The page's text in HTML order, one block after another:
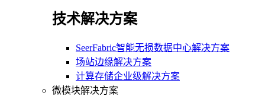
技术解决方案
SeerFabric智能无损数据中心解决方案
场站边缘解决方案
计算存储企业级解决方案
微模块解决方案